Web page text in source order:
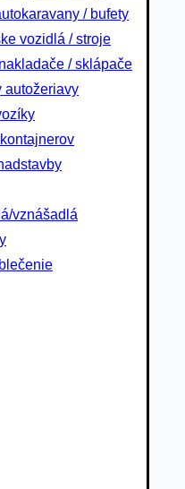
/ bufety
vozidlá / stroje
/ sklápače
autožeriavy
vznášadlá